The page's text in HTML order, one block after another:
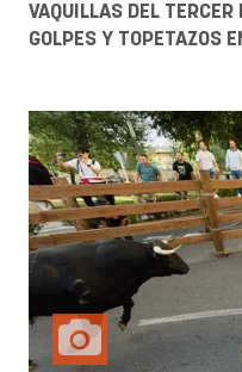
VAQUILLAS DEL
GOLPES Y TOPETAZOS